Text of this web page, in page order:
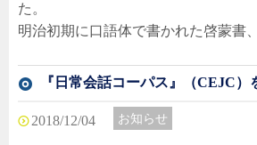
た。
明治初期に口語体で書かれた啓蒙書
『日常会話コーパス』（CEJC
2018/12/04 お知らせ